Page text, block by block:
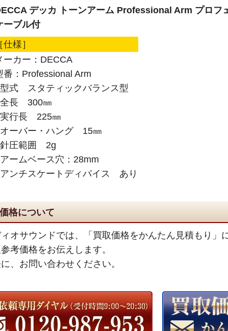
デッカ トーンアーム Professional Arm プロフ
ーブル付
［仕様］
ーカー：DECCA
番：Professional Arm
式 スタティックバランス型
長 300㎜
行長 225㎜
ーバー・ハング 15㎜
圧範囲 2g
ームベース穴：28mm
ンチスケートディバイス あり
格について
オサウンドでは、「買取価格をかんたん見積もり」
考価格をお伝えします。
、お問い合わせください。